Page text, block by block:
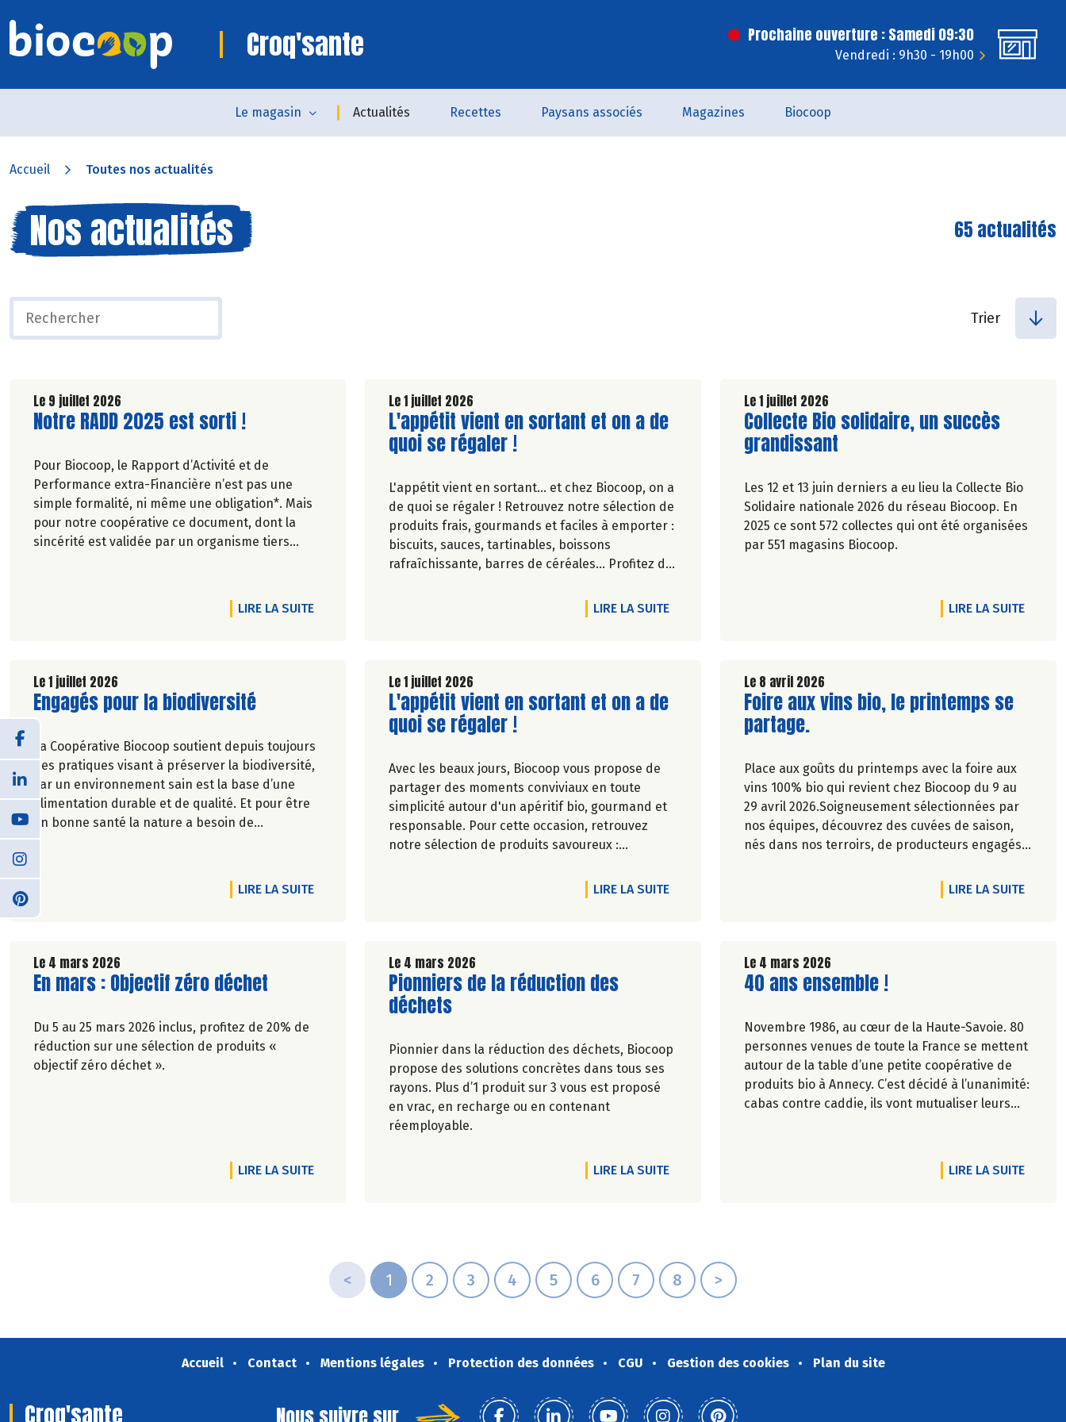
Croq'sante Prochaine ouverture : Samedi 09:30
Vendredi : 9h30 - 19h00
Le magasin Actualités Recettes Paysans associés Magazines Biocoop
Accueil Toutes nos actualités
Nos actualités 65 actualités
Trier
Le 9 juillet 2026
Lire la suite de l'article
Notre RADD 2025 est sorti !
Pour Biocoop, le Rapport d’Activité et de
Performance extra-Financière n’est pas une
simple formalité, ni même une obligation*. Mais
pour notre coopérative ce document, dont la
sincérité est validée par un organisme tiers
(Paysan.ne.s Associé.e.s, magasins...) et de nos
clients. Il contient un condensé des avancées
LIRE LA SUITEDE L'ARTICLE NOTRE RADD 2025 EST SORTI !
Le 1 juillet 2026
Lire la suite de l'article
L'appétit vient en sortant et on a de
quoi se régaler !
L'appétit vient en sortant... et chez Biocoop, on a
de quoi se régaler ! Retrouvez notre sélection de
produits frais, gourmands et faciles à emporter :
biscuits, sauces, tartinables, boissons
rafraîchissante, barres de céréales... Profitez de
LIRE LA SUITEDE L'ARTICLE L'APPÉTIT VIENT EN SORTANT ET ON A DE QUOI SE
Le 1 juillet 2026
Lire la suite de l'article
Collecte Bio solidaire, un succès
grandissant
Les 12 et 13 juin derniers a eu lieu la Collecte Bio
Solidaire nationale 2026 du réseau Biocoop. En
2025 ce sont 572 collectes qui ont été organisées
par 551 magasins Biocoop.
LIRE LA SUITEDE
Le 1 juillet 2026
Lire la suite de l'article
Engagés pour la biodiversité
La Coopérative Biocoop soutient depuis toujours
des pratiques visant à préserver la biodiversité,
car un environnement sain est la base d’une
alimentation durable et de qualité. Et pour être
en bonne santé la nature a besoin de
biodiversité.
LIRE LA SUITEDE L'ARTICLE ENGAGÉS POUR LA BIODIVERSITÉ
Le 1 juillet 2026
Lire la suite de l'article
L'appétit vient en sortant et on a de
quoi se régaler !
Avec les beaux jours, Biocoop vous propose de
partager des moments conviviaux en toute
simplicité autour d'un apéritif bio, gourmand et
responsable. Pour cette occasion, retrouvez
notre sélection de produits savoureux :
croustillantes, gâteaux apéritifs gourmands, jus
de fruits rafraîchissants, kombuchas pétillants...
LIRE LA SUITEDE L'ARTICLE L'APPÉTIT VIENT EN SORTANT ET ON A DE QUOI SE
Le 8 avril 2026
Lire la suite de l'article
Foire aux vins bio, le printemps se
partage.
Place aux goûts du printemps avec la foire aux
vins 100% bio qui revient chez Biocoop du 9 au
29 avril 2026.Soigneusement sélectionnées par
nos équipes, découvrez des cuvées de saison,
nés dans nos terroirs, de producteurs engagés
LIRE LA SUITEDE
Le 4 mars 2026
Lire la suite de l'article
En mars : Objectif zéro déchet
Du 5 au 25 mars 2026 inclus, profitez de 20% de
réduction sur une sélection de produits «
objectif zéro déchet ».
LIRE LA SUITEDE L'ARTICLE EN MARS : OBJECTIF ZÉRO DÉCHET
Le 4 mars 2026
Lire la suite de l'article
Pionniers de la réduction des
déchets
Pionnier dans la réduction des déchets, Biocoop
propose des solutions concrètes dans tous ses
rayons. Plus d’1 produit sur 3 vous est proposé
en vrac, en recharge ou en contenant
réemployable.
LIRE LA SUITEDE L'ARTICLE PIONNIERS DE LA RÉDUCTION DES DÉCHETS
Le 4 mars 2026
Lire la suite de l'article
40 ans ensemble !
Novembre 1986, au cœur de la Haute-Savoie. 80
personnes venues de toute la France se mettent
autour de la table d’une petite coopérative de
produits bio à Annecy. C’est décidé à l’unanimité:
cabas contre caddie, ils vont mutualiser leurs
LIRE LA SUITEDE
< 1 2 3 4 5 6 7 8 >
Accueil Contact Mentions légales Protection des données CGU Gestion des cookies Plan du site
Croq'sante